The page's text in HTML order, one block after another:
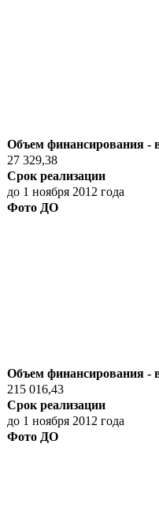
Объем финансирования -
27 329,38
Срок реализации
до 1 ноября 2012 года
Фото ДО
Объем финансирования -
215 016,43
Срок реализации
до 1 ноября 2012 года
Фото ДО